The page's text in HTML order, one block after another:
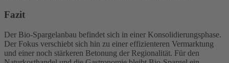
Fazit
Der Bio-Spargelanbau befindet sich in einer Konsolidierungsphase.
Der Fokus verschiebt sich hin zu einer effizienteren Vermarktung
und einer noch stärkeren Betonung der Regionalität. Für den